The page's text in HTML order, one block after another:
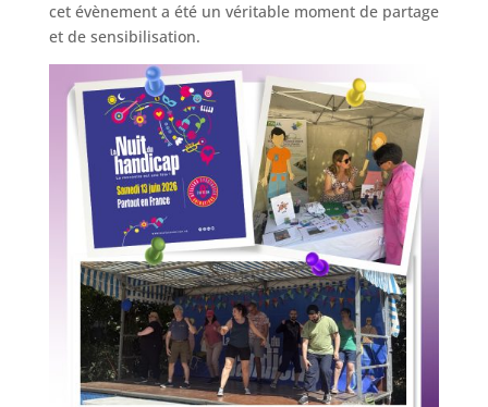
cet évènement a été un véritable moment de partage
et de sensibilisation.